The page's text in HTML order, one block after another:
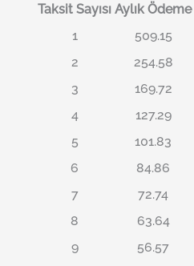
Taksit Sayısı Aylık Ödeme
1
509.15
2
254.58
3
169.72
4
127.29
5
101.83
6
84.86
7
72.74
8
63.64
9
56.57